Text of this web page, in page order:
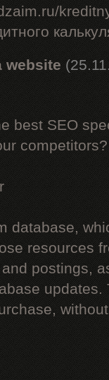
website
best SEO
competitors?
database,
resources
postings,
updates.